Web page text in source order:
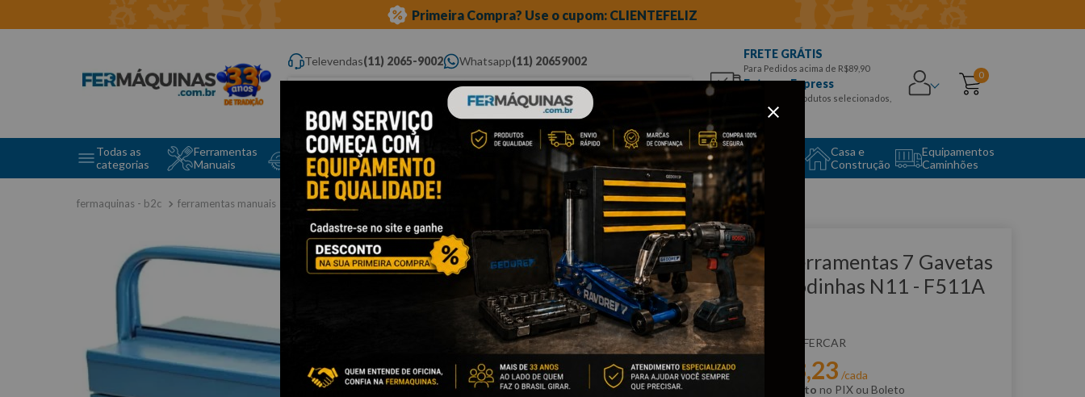
Primeira Compra? Use o cupom: CLIENTEFELIZ
Televendas(11) 2065-9002 Whatsapp(11) 20659002
Digite aqui o que você procura...
FRETE GRÁTIS
Para Pedidos acima de R$89,90
Entrega Express
para CEPS e produtos selecionados,
Aproveite!
0
Todas as
categorias
Ferramentas
Manuais
Ferramentas Elétricas
e Máquinas
Ferramentas
Ferramentas
Automotivas Especiais
Equipamento
Auto Center
Casa e
Construção
Equipamentos
Caminhões
ferramentas manuais caixa de ferramentas sanfonada
Clique e veja!
Caixa p/ Ferramentas 7 Gavetas
50cm c/ Rodinhas N11 - F511A
FERCAR
:F511A FERCAR
Por:R$ 233,23 /cada
5% de desconto no PIX ou Boleto